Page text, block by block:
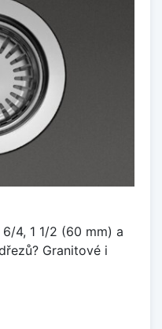
4, 1 1/2 (60 mm) a
Granitové i